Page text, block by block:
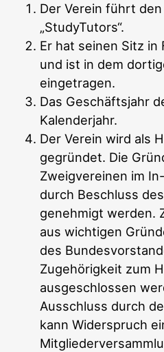
Der Verein führt
„StudyTutors“.
Er hat seinen Sitz in
und ist in dem
eingetragen.
Das Geschäftsjahr
Kalenderjahr.
Der Verein wird als
gegründet. Die
Zweigvereinen im
durch Beschluss
genehmigt werden.
aus wichtigen
des
Zugehörigkeit zum
ausgeschlossen
Ausschluss durch
kann Widerspruch